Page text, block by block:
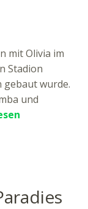
mit Olivia im
Stadion
gebaut wurde.
und